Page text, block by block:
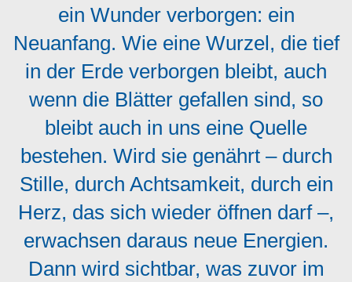
ein Wunder verborgen: ein
Neuanfang. Wie eine Wurzel, die tief
in der Erde verborgen bleibt, auch
wenn die Blätter gefallen sind, so
bleibt auch in uns eine Quelle
bestehen. Wird sie genährt – durch
Stille, durch Achtsamkeit, durch ein
Herz, das sich wieder öffnen darf –,
erwachsen daraus neue Energien.
Dann wird sichtbar, was zuvor im